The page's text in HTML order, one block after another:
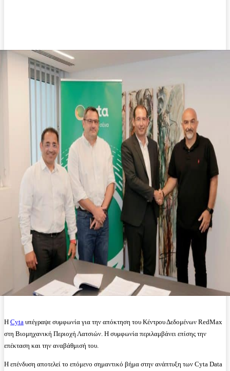
Η Cyta υπέγραψε συμφωνία για την απόκτηση του Κέντρου Δεδομένων RedMax
στη Βιομηχανική Περιοχή Λατσιών. Η συμφωνία περιλαμβάνει επίσης την
επέκταση και την αναβάθμισή του.
Η επένδυση αποτελεί το επόμενο σημαντικό βήμα στην ανάπτυξη των Cyta Data